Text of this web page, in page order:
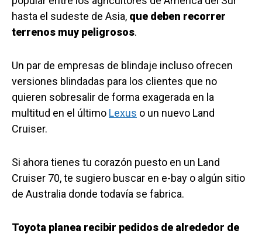
hasta el sudeste de Asia, que deben recorrer
terrenos muy peligrosos.
Un par de empresas de blindaje incluso ofrecen
versiones blindadas para los clientes que no
quieren sobresalir de forma exagerada en la
multitud en el último Lexus o un nuevo Land
Cruiser.
Si ahora tienes tu corazón puesto en un Land
Cruiser 70, te sugiero buscar en e-bay o algún sitio
de Australia donde todavía se fabrica.
Toyota planea recibir pedidos de alrededor de